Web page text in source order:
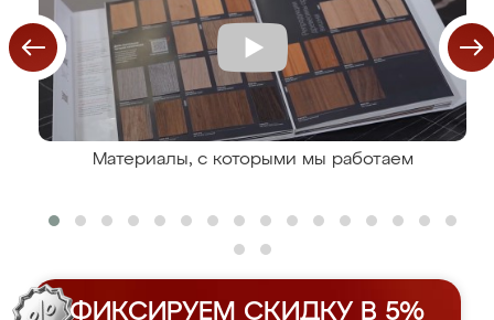
Материалы, с которыми мы работаем
ФИКСИРУЕМ СКИДКУ В 5%